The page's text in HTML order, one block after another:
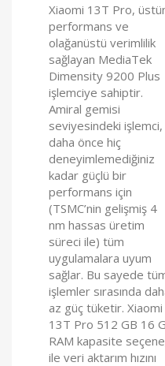
Xiaomi 13T Pro,
performans ve
olağanüstü verimlilik
sağlayan MediaTek
Dimensity 9200 Plus
işlemciye sahiptir.
Amiral gemisi
seviyesindeki işlemci,
daha önce hiç
deneyimlemediğiniz
kadar güçlü bir
performans için
(TSMC’nin gelişmiş 4
nm hassas üretim
süreci ile) tüm
uygulamalara uyum
sağlar. Bu sayede
işlemler sırasında
az güç tüketir. Xiaomi
13T Pro 512 GB 16
RAM kapasite
ile veri aktarım hızını